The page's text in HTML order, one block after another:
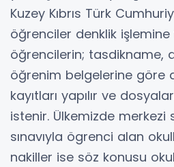
Kuzey Kıbrıs Türk
öğrenciler denklik
öğrencilerin; tasdikname,
öğrenim belgelerine göre
kayıtları yapılır ve
istenir. Ülkemizde merkezi
sınavıyla ögrenci alan
nakiller ise söz konusu